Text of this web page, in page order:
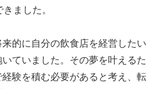
ました。
的に自分の飲食店を経営したい
ていました。その夢を叶えるた
験を積む必要があると考え、転